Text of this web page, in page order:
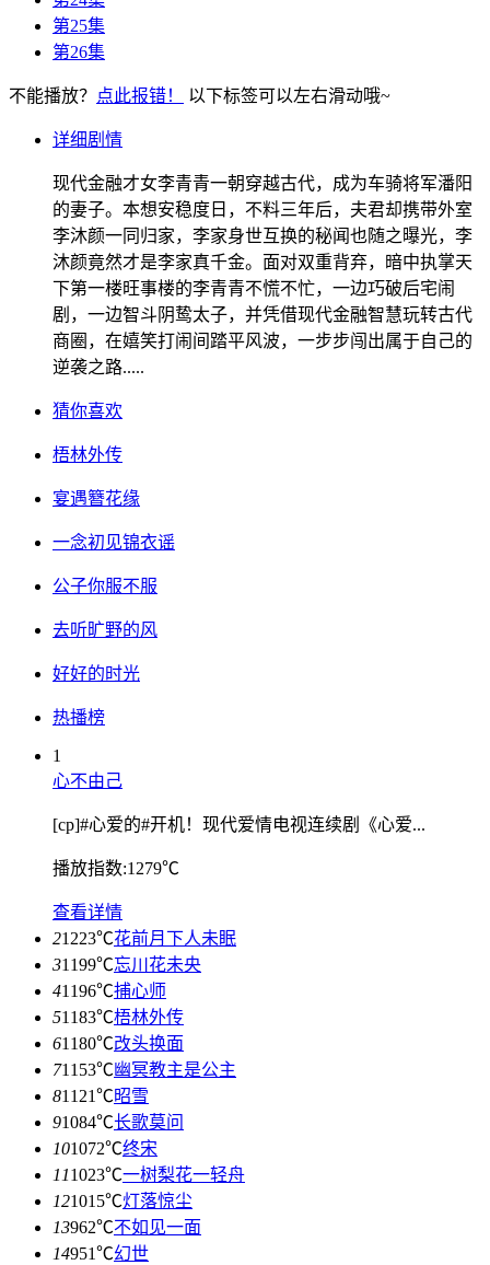
第25集
第26集
不能播放？ 点此报错！ 以下标签可以左右滑动哦~
详细剧情
现代金融才女李青青一朝穿越古代，成为车骑将军潘阳
的妻子。本想安稳度日，不料三年后，夫君却携带外室
李沐颜一同归家，李家身世互换的秘闻也随之曝光，李
沐颜竟然才是李家真千金。面对双重背弃，暗中执掌天
下第一楼旺事楼的李青青不慌不忙，一边巧破后宅闹
剧，一边智斗阴鸷太子，并凭借现代金融智慧玩转古代
商圈，在嬉笑打闹间踏平风波，一步步闯出属于自己的
逆袭之路.....
猜你喜欢
梧林外传
宴遇簪花缘
一念初见锦衣谣
公子你服不服
去听旷野的风
好好的时光
热播榜
1
心不由己
[cp]#心爱的#开机！现代爱情电视连续剧《心爱...
播放指数:1279℃
查看详情
21223℃花前月下人未眠
31199℃忘川花未央
41196℃捕心师
51183℃梧林外传
61180℃改头换面
71153℃幽冥教主是公主
81121℃昭雪
91084℃长歌莫问
101072℃终宋
111023℃一树梨花一轻舟
121015℃灯落惊尘
13962℃不如见一面
14951℃幻世